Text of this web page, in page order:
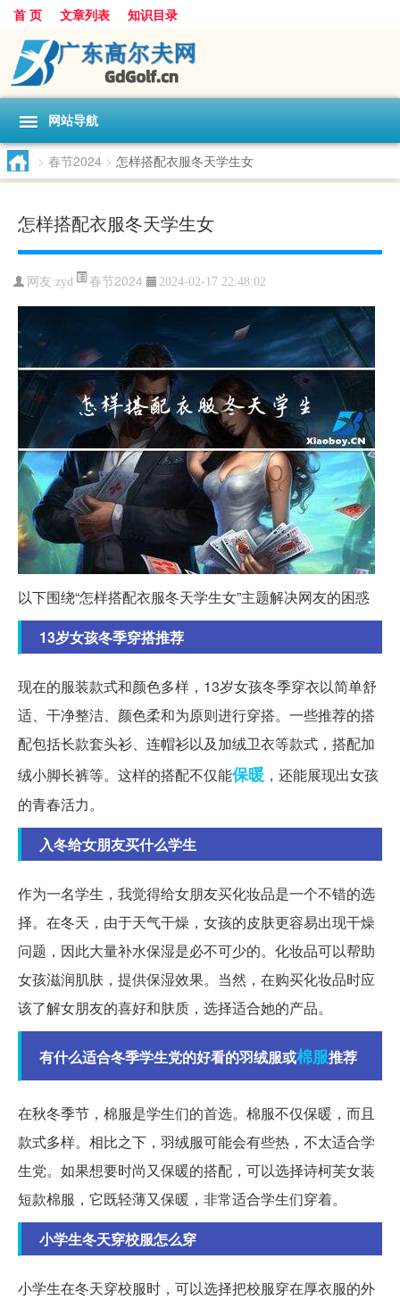
首 页 文章列表 知识目录
网站导航
> 春节2024 > 怎样搭配衣服冬天学生女
怎样搭配衣服冬天学生女
网友:zyd 春节2024 2024-02-17 22:48:02
以下围绕“怎样搭配衣服冬天学生女”主题解决网友的困惑
13岁女孩冬季穿搭推荐
现在的服装款式和颜色多样，13岁女孩冬季穿衣以简单舒
适、干净整洁、颜色柔和为原则进行穿搭。一些推荐的搭
配包括长款套头衫、连帽衫以及加绒卫衣等款式，搭配加
绒小脚长裤等。这样的搭配不仅能保暖 ，还能展现出女孩
的青春活力。
入冬给女朋友买什么学生
作为一名学生，我觉得给女朋友买化妆品是一个不错的选
择。在冬天，由于天气干燥，女孩的皮肤更容易出现干燥
问题，因此大量补水保湿是必不可少的。化妆品可以帮助
女孩滋润肌肤，提供保湿效果。当然，在购买化妆品时应
该了解女朋友的喜好和肤质，选择适合她的产品。
有什么适合冬季学生党的好看的羽绒服或棉服推荐
在秋冬季节，棉服是学生们的首选。棉服不仅保暖，而且
款式多样。相比之下，羽绒服可能会有些热，不太适合学
生党。如果想要时尚又保暖的搭配，可以选择诗柯芙女装
短款棉服，它既轻薄又保暖，非常适合学生们穿着。
小学生冬天穿校服怎么穿
小学生在冬天穿校服时，可以选择把校服穿在厚衣服的外